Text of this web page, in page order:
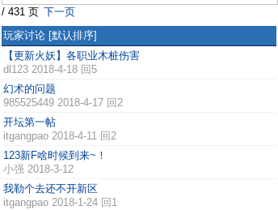
/ 431 页 下一页
玩家讨论 [默认排序]
【更新火妖】各职业木桩伤害
dl123 2018-4-18 回5
幻术的问题
985525449 2018-4-17 回2
开坛第一帖
itgangpao 2018-4-11 回2
123新F啥时候到来~！
小强 2018-3-12
我勒个去还不开新区
itgangpao 2018-1-24 回1